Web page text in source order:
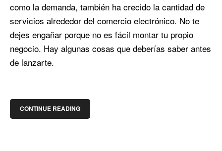
como la demanda, también ha crecido la cantidad de
servicios alrededor del comercio electrónico. No te
dejes engañar porque no es fácil montar tu propio
negocio. Hay algunas cosas que deberías saber antes
de lanzarte.
CONTINUE READING